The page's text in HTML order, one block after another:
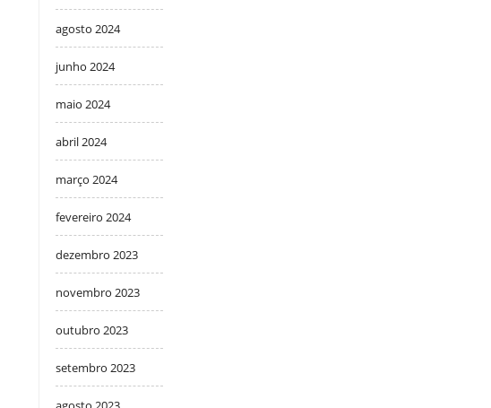
agosto 2024
junho 2024
maio 2024
abril 2024
março 2024
fevereiro 2024
dezembro 2023
novembro 2023
outubro 2023
setembro 2023